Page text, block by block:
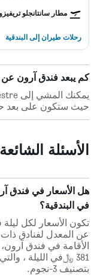
مطار سانتانجلو تريفيزو
رحلات طيران إلى البندقية
كم يبعد فندق آرون عن Torre di Mestre؟
حيث ستكون على بعد حوالي
الأسئلة
في البندقية؟
الأقامة في فندق
381 ﷼في الليلة ،
بتصنيف 3-نجوم.